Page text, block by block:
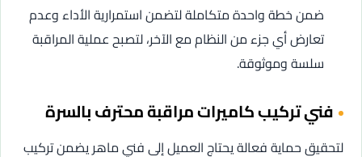
ضمن خطة واحدة متكاملة لتضمن استمرارية الأداء وعدم
تعارض أي جزء من النظام مع الآخر، لتصبح عملية المراقبة
سلسة وموثوقة.
فني تركيب كاميرات مراقبة محترف بالسرة
لتحقيق حماية فعالة يحتاج العميل إلى فني ماهر يضمن تركيب